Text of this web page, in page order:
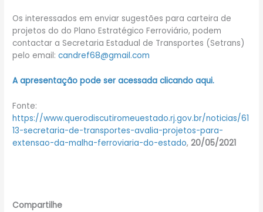
Os interessados em enviar sugestões para carteira de
projetos do do Plano Estratégico Ferroviário, podem
contactar a Secretaria Estadual de Transportes (Setrans)
pelo email:candref68@gmail.com
A apresentação pode ser acessada clicando aqui.
Fonte:
https://www.querodiscutiromeuestado.rj.gov.br/noticias/61
13-secretaria-de-transportes-avalia-projetos-para-
extensao-da-malha-ferroviaria-do-estado,20/05/2021
Compartilhe